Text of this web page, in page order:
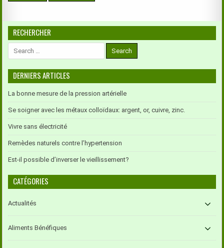
RECHERCHER
DERNIERS ARTICLES
La bonne mesure de la pression artérielle
Se soigner avec les métaux colloïdaux: argent, or, cuivre, zinc.
Vivre sans électricité
Remèdes naturels contre l’hypertension
Est-il possible d’inverser le vieillissement?
CATÉGORIES
Actualités
Aliments Bénéfiques